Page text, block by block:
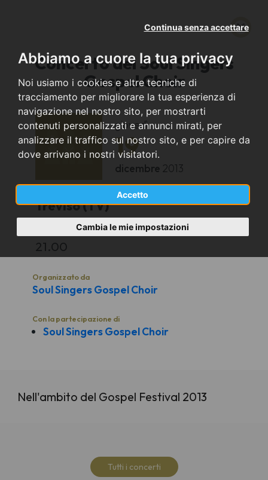
Abbiamo a cuore la tua privacy
Noi usiamo i cookies e altre tecniche di
tracciamento per migliorare la tua esperienza di
navigazione nel nostro sito, per mostrarti
contenuti personalizzati e annunci mirati, per
analizzare il traffico sul nostro sito, e per capire da
dove arrivano i nostri visitatori.
Accetto
Continua senza accettare
Cambia le mie impostazioni
Concerto del Soul Singers
Gospel Choir
giovedì
19
dicembre 2013
Treviso (TV)
Teatro Alcuni (Sant'Anna)
21.00
Organizzato da
Soul Singers Gospel Choir
Con la partecipazione di
Soul Singers Gospel Choir
Nell'ambito del Gospel Festival 2013
Tutti i concerti